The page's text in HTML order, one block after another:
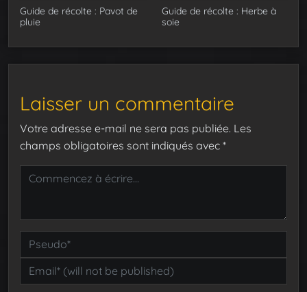
Guide de récolte : Pavot de
pluie
Guide de récolte : Herbe à
soie
Laisser un commentaire
Votre adresse e-mail ne sera pas publiée. Les
champs obligatoires sont indiqués avec *